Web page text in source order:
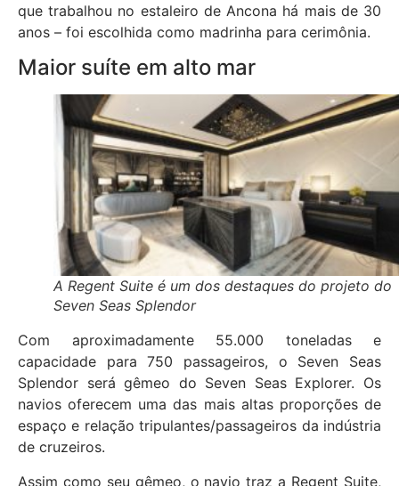
que trabalhou no estaleiro de Ancona há mais de 30
anos – foi escolhida como madrinha para cerimônia.
Maior suíte em alto mar
A Regent Suite é um dos destaques do projeto do
Seven Seas Splendor
Com aproximadamente 55.000 toneladas e
capacidade para 750 passageiros, o Seven Seas
Splendor será gêmeo do Seven Seas Explorer. Os
navios oferecem uma das mais altas proporções de
espaço e relação tripulantes/passageiros da indústria
de cruzeiros.
Assim como seu gêmeo, o navio traz a Regent Suite,